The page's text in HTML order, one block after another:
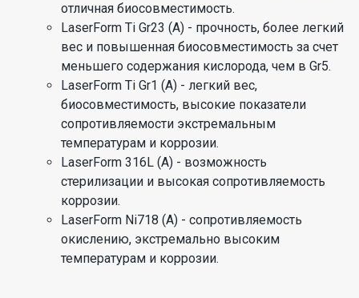
отличная биосовместимость.
LaserForm Ti Gr23 (A) - прочность, более легкий
вес и повышенная биосовместимость за счет
меньшего содержания кислорода, чем в Gr5.
LaserForm Ti Gr1 (A) - легкий вес,
биосовместимость, высокие показатели
сопротивляемости экстремальным
температурам и коррозии.
LaserForm 316L (A) - возможность
стерилизации и высокая сопротивляемость
коррозии.
LaserForm Ni718 (A) - сопротивляемость
окислению, экстремально высоким
температурам и коррозии.